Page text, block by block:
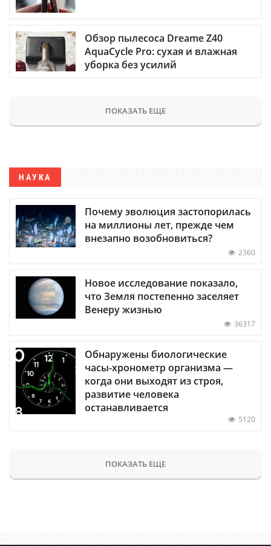
Обзор пылесоса Dreame Z40
AquaCycle Pro: сухая и влажная
уборка без усилий
ПОКАЗАТЬ ЕЩЕ
НАУКА
Почему эволюция застопорилась
на миллионы лет, прежде чем
внезапно возобновиться?
2360
Новое исследование показало,
что Земля постепенно заселяет
Венеру жизнью
36317
Обнаружены биологические
часы-хронометр организма —
когда они выходят из строя,
развитие человека
останавливается
5120
ПОКАЗАТЬ ЕЩЕ